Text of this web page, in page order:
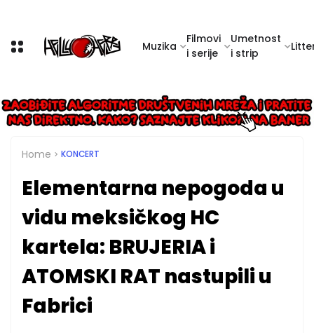
Muzika
Filmovi
i serije
Umetnost
i strip
Home KONCERT
Elementarna nepogoda u
vidu meksičkog HC
kartela: BRUJERIA i
ATOMSKI RAT nastupili u
Fabrici